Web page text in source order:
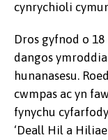
cynrychioli
Dros gyfnod o
dangos
hunanasesu.
cwmpas ac yn
fynychu
‘Deall Hil a